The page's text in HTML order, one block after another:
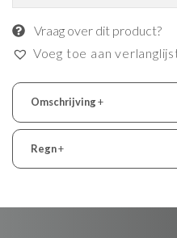
Vraag over dit product?
Voeg toe aan
Omschrijving+
Regn+